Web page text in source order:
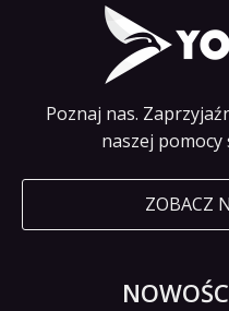
Poznaj nas.
naszej pomocy
ZOBACZ